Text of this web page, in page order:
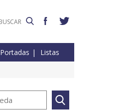
Portadas Listas